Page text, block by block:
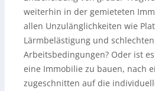
weiterhin in der gemieteten
allen Unzulänglichkeiten wie
Lärmbelästigung und schlechten
Arbeitsbedingungen? Oder ist
eine Immobilie zu bauen, nach
zugeschnitten auf die